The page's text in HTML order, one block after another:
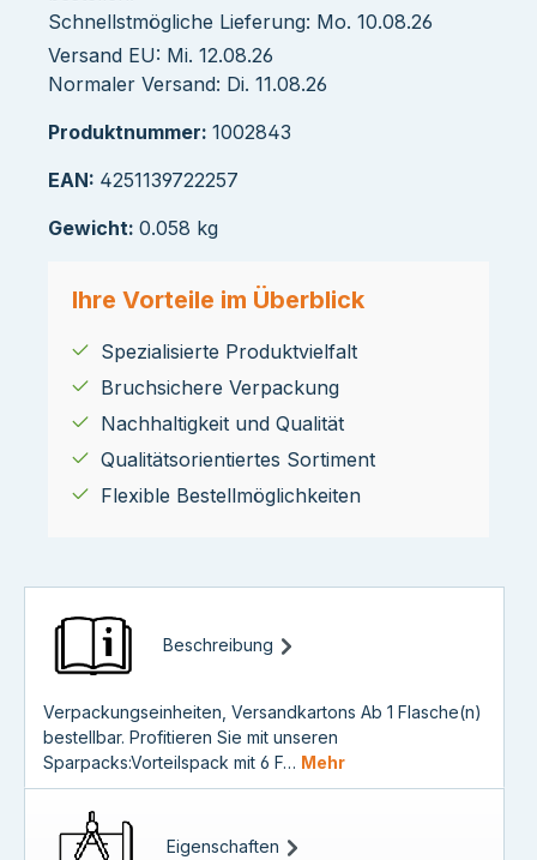
Schnellstmögliche Lieferung: Mo. 10.08.26
Versand EU: Mi. 12.08.26
Normaler Versand: Di. 11.08.26
Produktnummer: 1002843
EAN: 4251139722257
Gewicht: 0.058 kg
Ihre Vorteile im Überblick
Spezialisierte Produktvielfalt
Bruchsichere Verpackung
Nachhaltigkeit und Qualität
Qualitätsorientiertes Sortiment
Flexible Bestellmöglichkeiten
Beschreibung
Verpackungseinheiten, Versandkartons Ab 1 Flasche(n)
bestellbar. Profitieren Sie mit unseren
Sparpacks:Vorteilspack mit 6 F… Mehr
Eigenschaften